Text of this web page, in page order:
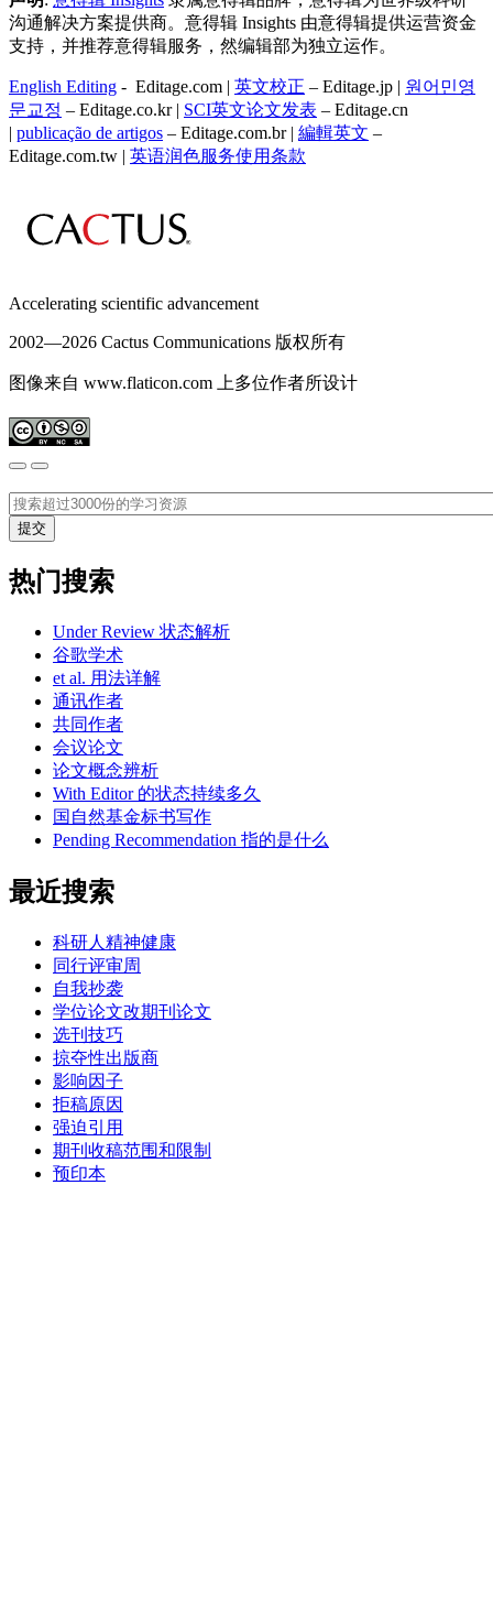
沟通解决方案提供商。意得辑 Insights 由意得辑提供运营资金
支持，并推荐意得辑服务，然编辑部为独立运作。
English Editing - Editage.com | 英文校正 – Editage.jp | 원어민영
문교정 – Editage.co.kr | SCI英文论文发表 – Editage.cn
| publicação de artigos – Editage.com.br | 編輯英文 –
Editage.com.tw | 英语润色服务使用条款
Accelerating scientific advancement
2002—2026 Cactus Communications 版权所有
图像来自 www.flaticon.com 上多位作者所设计
热门搜索
Under Review 状态解析
谷歌学术
et al. 用法详解
通讯作者
共同作者
会议论文
论文概念辨析
With Editor 的状态持续多久
国自然基金标书写作
Pending Recommendation 指的是什么
最近搜索
科研人精神健康
同行评审周
自我抄袭
学位论文改期刊论文
选刊技巧
掠夺性出版商
影响因子
拒稿原因
强迫引用
期刊收稿范围和限制
预印本